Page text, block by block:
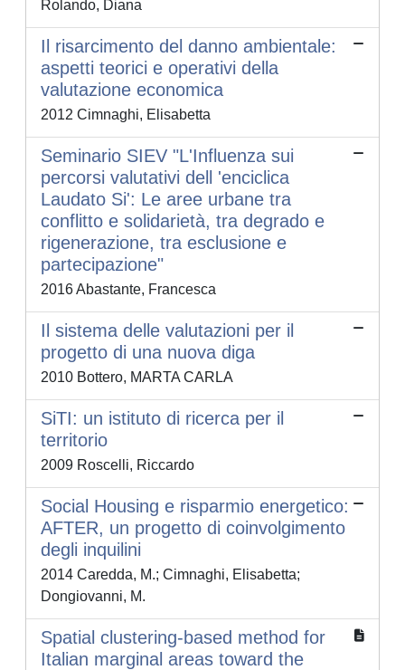
Rolando, Diana
Il risarcimento del danno ambientale:
aspetti teorici e operativi della
valutazione economica
2012 Cimnaghi, Elisabetta
Seminario SIEV "L'Influenza sui
percorsi valutativi dell 'enciclica
Laudato Si': Le aree urbane tra
conflitto e solidarietà, tra degrado e
rigenerazione, tra esclusione e
partecipazione"
2016 Abastante, Francesca
Il sistema delle valutazioni per il
progetto di una nuova diga
2010 Bottero, MARTA CARLA
SiTI: un istituto di ricerca per il
territorio
2009 Roscelli, Riccardo
Social Housing e risparmio energetico:
AFTER, un progetto di coinvolgimento
degli inquilini
2014 Caredda, M.; Cimnaghi, Elisabetta;
Dongiovanni, M.
Spatial clustering-based method for
Italian marginal areas toward the